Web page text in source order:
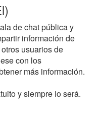
de chat pública y
información de
usuarios de
con los
más información.
y siempre lo será.